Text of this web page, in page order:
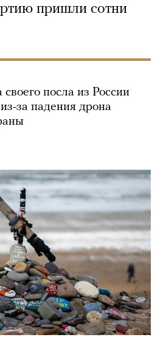
пришли сотни
посла из России
за падения дрона